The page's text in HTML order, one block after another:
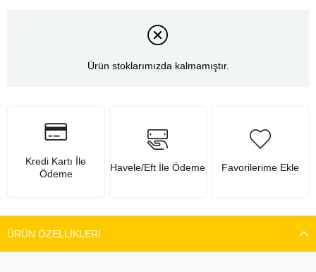
Ürün stoklarımızda kalmamıştır.
Kredi Kartı İle
Ödeme
Havele/Eft İle Ödeme Favorilerime Ekle
ÜRÜN ÖZELLIKLERI